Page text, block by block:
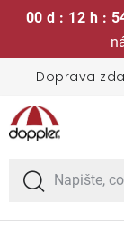
00 d : 12 h :
obsah
Doprava
Sedací
Slunečníky
Křesla a